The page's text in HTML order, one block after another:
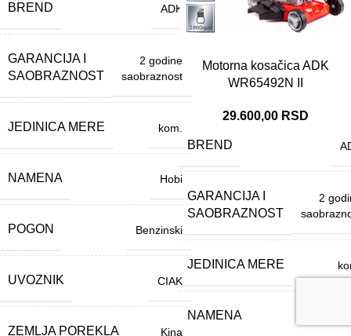
BREND ADK
GARANCIJA I
SAOBRAZNOST
2 godine
saobraznost
JEDINICA MERE kom.
NAMENA Hobi
POGON Benzinski
UVOZNIK CIAK
ZEMLJA POREKLA Kina
Motorna kosačica ADK
WR65492N II
29.600,00 RSD
BREND
GARANCIJA I
SAOBRAZNOST
2
JEDINICA MERE
NAMENA